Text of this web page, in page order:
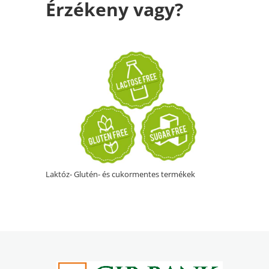
Érzékeny vagy?
Laktóz- Glutén- és cukormentes termékek